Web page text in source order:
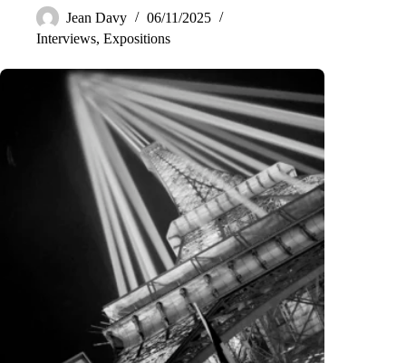
Jean Davy
06/11/2025
Interviews, Expositions